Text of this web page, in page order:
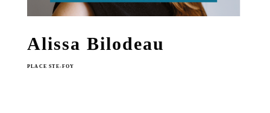
Alissa Bilodeau
PLACE STE-FOY